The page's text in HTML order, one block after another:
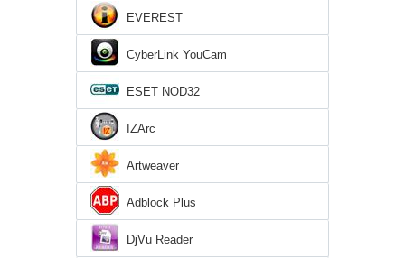
EVEREST
CyberLink YouCam
ESET NOD32
IZArc
Artweaver
Adblock Plus
DjVu Reader